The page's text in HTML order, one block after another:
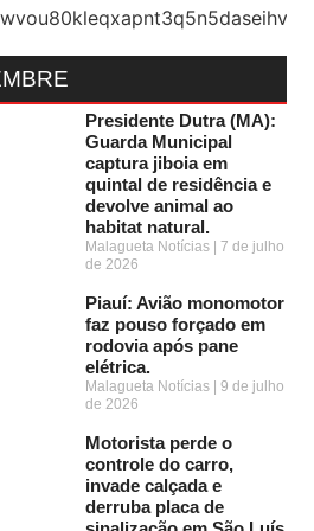
Presidente Dutra (MA):
Guarda Municipal
captura jiboia em
quintal de residência e
devolve animal ao
habitat natural.
Malagueta Notícias
7 de julho
de 2026
Piauí: Avião monomotor
faz pouso forçado em
rodovia após pane
elétrica.
Malagueta Notícias
9 de julho
de 2026
Motorista perde o
controle do carro,
invade calçada e
derruba placa de